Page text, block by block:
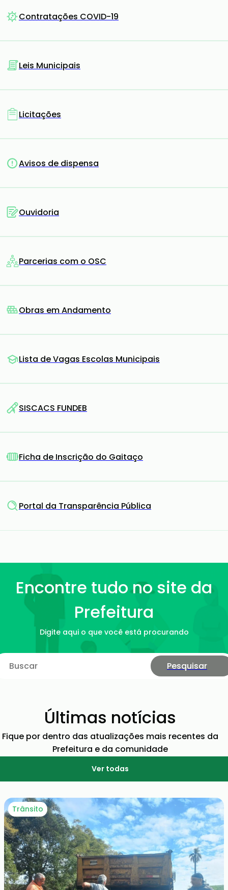
Contratações COVID-19
Leis Municipais
Licitações
Avisos de dispensa
Ouvidoria
Parcerias com o OSC
Obras em Andamento
Lista de Vagas Escolas Municipais
SISCACS FUNDEB
Ficha de Inscrição do Gaitaço
Portal da Transparência Pública
Encontre tudo no site da
Prefeitura
Digite aqui o que você está procurando
Pesquisar
Últimas notícias
Fique por dentro das atualizações mais recentes da
Prefeitura e da comunidade
Ver todas
Trânsito